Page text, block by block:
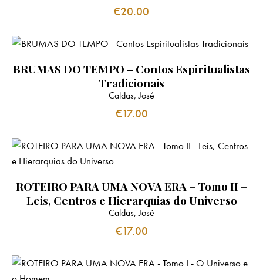
€20.00
BRUMAS DO TEMPO – Contos Espiritualistas
Tradicionais
Caldas, José
€17.00
ROTEIRO PARA UMA NOVA ERA – Tomo II –
Leis, Centros e Hierarquias do Universo
Caldas, José
€17.00